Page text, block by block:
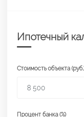
Ипотечный
Стоимость объекта
Процент банка (%)